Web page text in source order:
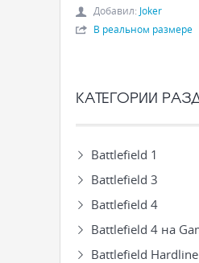
Добавил: Joker
В реальном размере
КАТЕГОРИИ
Battlefield 1
Battlefield 3
Battlefield 4
Battlefield 4 на
Battlefield Hardline